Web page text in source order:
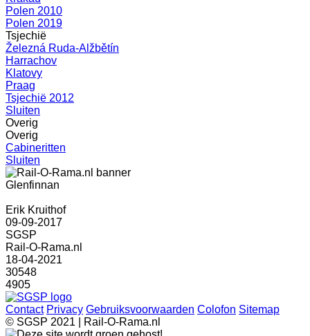
Polen 2010
Polen 2019
Tsjechië
Železná Ruda-Alžbětín
Harrachov
Klatovy
Praag
Tsjechië 2012
Sluiten
Overig
Overig
Cabineritten
Sluiten
Glenfinnan
Erik Kruithof
09-09-2017
SGSP
Rail-O-Rama.nl
18-04-2021
30548
4905
Contact Privacy Gebruiksvoorwaarden Colofon Sitemap
© SGSP 2021 | Rail-O-Rama.nl